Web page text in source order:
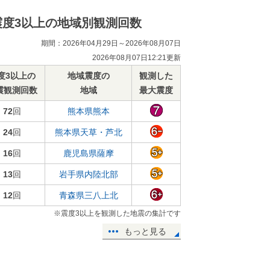
度3以上の地域別観測回数
期間：2026年04月29日～2026年08月07日
2026年08月07日12:21更新
3以上の
観測回数
地域震度の
地域
観測した
最大震度
72回 熊本県熊本
24回 熊本県天草・芦北
16回 鹿児島県薩摩
13回 岩手県内陸北部
12回 青森県三八上北
※震度3以上を観測した地震の集計です
もっと見る